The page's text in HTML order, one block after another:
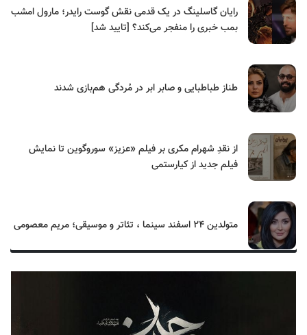
رایان گاسلینگ در یک قدمی نقش گوست رایدر؛ مارول امشب
بمب خبری را منفجر می‌کند؟ [تایید شد]
طناز طباطبایی و صابر ابر در مُردگی هم‌بازی شدند
از نقدِ شهرام مکری بر فیلم «عزیز» سوروگوین تا نمایش
فیلم جدید از کیارستمی
متولدین ۲۴ اسفند سینما ، تئاتر و موسیقی؛ مریم معصومی